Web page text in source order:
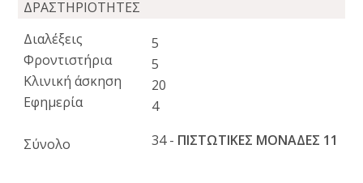
ΔΡΑΣΤΗΡΙΟΤΗΤΕΣ
Διαλέξεις
Φροντιστήρια
Κλινική άσκηση
Εφημερία
Σύνολο
5
5
20
4
34 - ΠΙΣΤΩΤΙΚΕΣ ΜΟΝΑΔΕΣ 11